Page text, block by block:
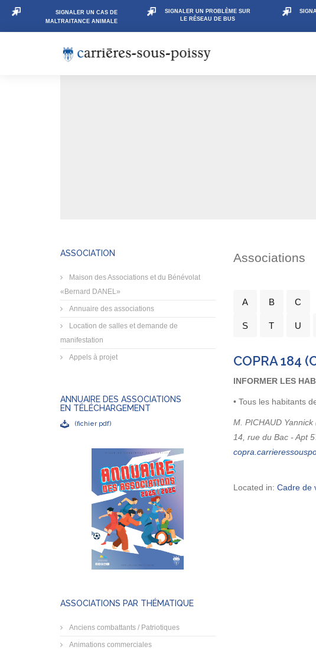
SIGNALER UN CAS DE
MALTRAITANCE ANIMALE
SIGNALER UN PROBLÈME SUR
LE RÉSEAU DE BUS
ASSOCIATION
Maison des Associations et du Bénévolat
«Bernard DANEL»
Annuaire des associations
Location de salles et demande de
manifestation
Appels à projet
ANNUAIRE DES ASSOCIATIONS
EN TÉLÉCHARGEMENT
(fichier pdf)
ASSOCIATIONS PAR THÉMATIQUE
Anciens combattants / Patriotiques
Animations commerciales
Associations
A B C
S T U
COPRA 184
INFORMER LES
• Tous les habitants
M. PICHAUD Yannick
14, rue du Bac - Apt
Located in: Cadre de